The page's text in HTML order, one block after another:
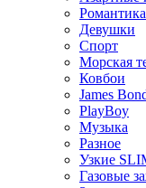
Романтика
Девушки
Спорт
Морская
Ковбои
James
PlayBoy
Музыка
Разное
Узкие
Газовые